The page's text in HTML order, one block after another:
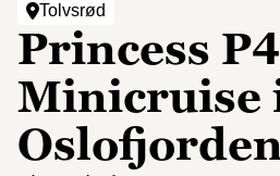
Tolvsrød
Princess
Minicruise